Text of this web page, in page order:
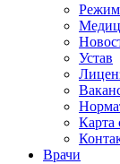
Устав
Карта
Врачи